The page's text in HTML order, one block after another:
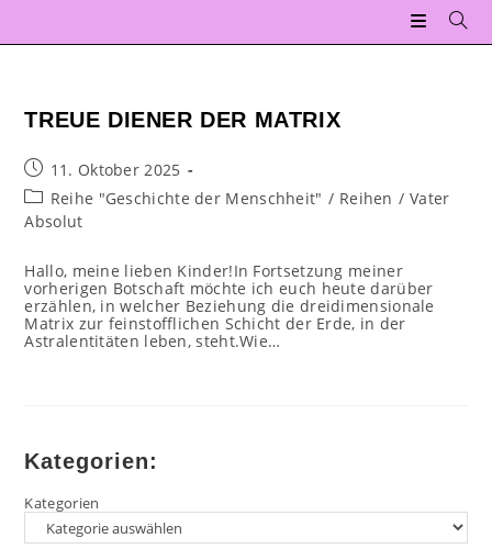
springen
TREUE DIENER DER MATRIX
Beitrag
veröffentlicht:
11. Oktober 2025
Beitrags-
Kategorie:
Reihe "Geschichte der Menschheit" / Reihen / Vater
Absolut
Hallo, meine lieben Kinder!In Fortsetzung meiner
vorherigen Botschaft möchte ich euch heute darüber
erzählen, in welcher Beziehung die dreidimensionale
Matrix zur feinstofflichen Schicht der Erde, in der
Astralentitäten leben, steht.Wie…
Kategorien:
Kategorien